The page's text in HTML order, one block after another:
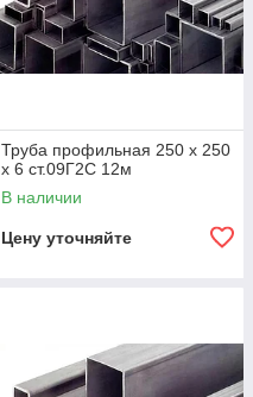
Труба профильная 250 х 250
х 6 ст.09Г2С 12м
В наличии
Цену уточняйте